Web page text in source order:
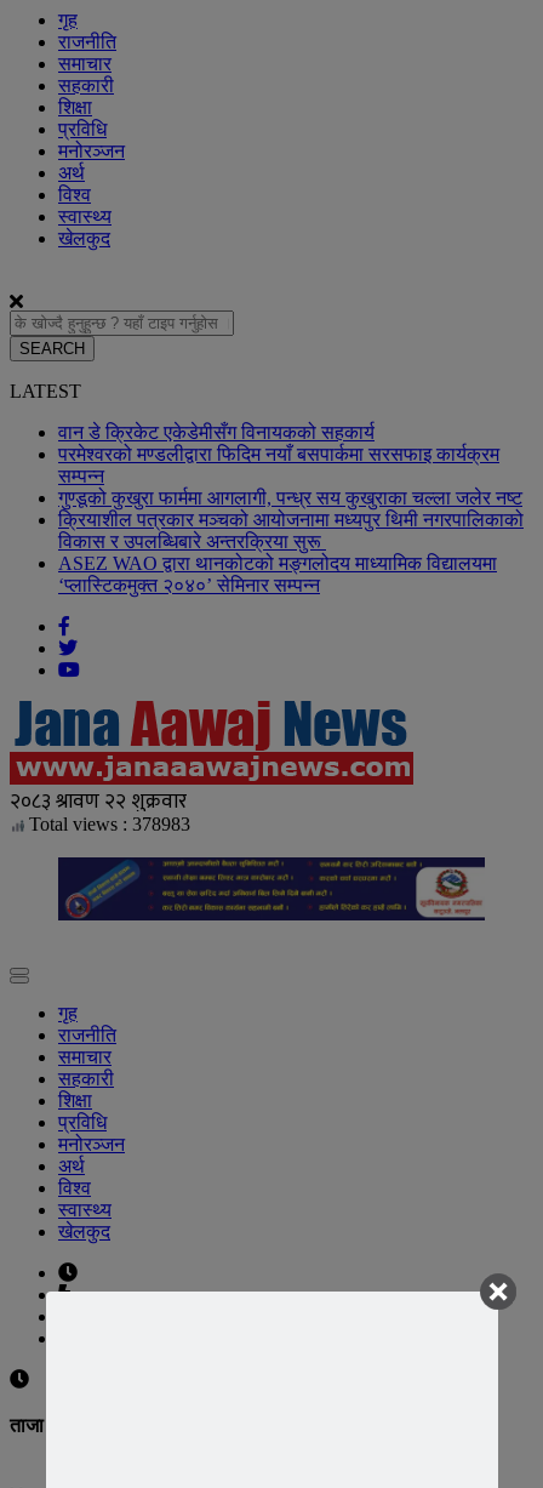
गृह
राजनीति
समाचार
सहकारी
शिक्षा
प्रविधि
मनोरञ्जन
अर्थ
विश्व
स्वास्थ्य
खेलकुद
SEARCH
LATEST
वान डे क्रिकेट एकेडेमीसँग विनायकको सहकार्य
परमेश्वरको मण्डलीद्वारा फिदिम नयाँ बसपार्कमा सरसफाइ कार्यक्रम
सम्पन्न
गुण्डूको कुखुरा फार्ममा आगलागी, पन्ध्र सय कुखुराका चल्ला जलेर नष्ट
क्रियाशील पत्रकार मञ्चको आयोजनामा मध्यपुर थिमी नगरपालिकाको
विकास र उपलब्धिबारे अन्तरक्रिया सुरू ​
ASEZ WAO द्वारा थानकोटको मङ्गलोदय माध्यामिक विद्यालयमा
‘प्लास्टिकमुक्त २०४०’ सेमिनार सम्पन्न
Total views : 378983
गृह
राजनीति
समाचार
सहकारी
शिक्षा
प्रविधि
मनोरञ्जन
अर्थ
विश्व
स्वास्थ्य
खेलकुद
ताजा